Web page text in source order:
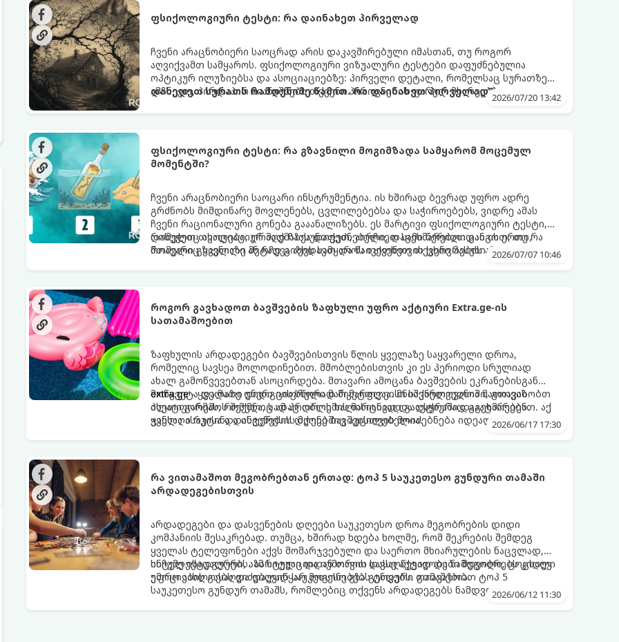
ფსიქოლოგიური ტესტი: რა დაინახეთ პირველად
ჩვენი არაცნობიერი საოცრად არის დაკავშირებული იმასთან, თუ როგორ
აღვიქვამთ სამყაროს. ფსიქოლოგიური ვიზუალური ტესტები დაფუძნებულია
ოპტიკურ ილუზიებსა და ასოციაციებზე: პირველი დეტალი, რომელსაც სურათზე
ამჩნევთ, პირდაპირ მიანიშნებს თქვენი პიროვნების ფარულ მხარეებზე,
დახედეთ სურათს რამდენიმე წამით. რა დაინახეთ პირველად?2026/07/20 13:42
ფსიქოლოგიური ტესტი: რა გზავნილი მოგიმზადა სამყარომ მოცემულ
მომენტში?
ჩვენი არაცნობიერი საოცარი ინსტრუმენტია. ის ხშირად ბევრად უფრო ადრე
გრძნობს მიმდინარე მოვლენებს, ცვლილებებსა და საჭიროებებს, ვიდრე ამას
ჩვენი რაციონალური გონება გააანალიზებს. ეს მარტივი ფსიქოლოგიური ტესტი,
რომელიც ასოციაციურ აღქმაზეა დაფუძნებული, დაგეხმარებათ გაიგოთ, თუ რა
მთავარი გზავნილი ან რჩევა აქვს სამყაროს თქვენთვის ცხოვრების ამ ეტაპზე.
დახუჭეთ თვალები, ღრმად ჩაისუნთქეთ, აირჩიეთ სამი წერილიდან ის ერთი,
რომელიც ყველაზე მეტად გიზიდავთ და წაიკითხეთ თქვენი პასუხი. 2026/07/07 10:46
როგორ გავხადოთ ბავშვების ზაფხული უფრო აქტიური Extra.ge-ის
სათამაშოებით
ზაფხულის არდადეგები ბავშვებისთვის წლის ყველაზე საყვარელი დროა,
რომელიც სავსეა მოლოდინებით. მშობლებისთვის კი ეს პერიოდი სრულიად
ახალ გამოწვევებთან ასოცირდება. მთავარი ამოცანა ბავშვების ეკრანებისგან
მოწყვეტა და მათი ენერგიის სწორად მიმართვაა. მნიშვნელოვანია მათთვის
ისეთი გარემოს შექმნა, სადაც დროს ხალისიანად და აქტიურად გაატარებენ.
ჯანსაღი რუტინა დასვენების დღეებშიც აუცილებელია.
extra.ge- ყველაზე დიდი ციფრული მარკეტფლეისი საქართველოში, გთავაზობთ
პლატფორმას, რომელიც ამ პრობლემის მარტივად გადაჭრაში დაგეხმარებათ. აქ
ყველა ასაკისა და ინტერესის მქონე ბავშვისთვის მოიძებნება იდეალური2026/06/17 17:30
რა ვითამაშოთ მეგობრებთან ერთად: ტოპ 5 საუკეთესო გუნდური თამაში
არდადეგებისთვის
არდადეგები და დასვენების დღეები საუკეთესო დროა მეგობრების დიდი
კომპანიის შესაკრებად. თუმცა, ხშირად ხდება ხოლმე, რომ შეკრების შემდეგ
ყველას ტელეფონები აქვს მომარჯვებული და საერთო მხიარულების ნაცვლად,
სიჩუმე ისადგურებს. ამ სიტუაციიდან თავის დასაღწევად და ნამდვილი, ცოცხალი
ემოციების გასაღვიძებლად საუკეთესო გზა გუნდური თამაშებია.
ინტელექტუალური, აზარტული და იუმორით სავსე აქტივობები მეგობრებს კიდევ
უფრო აახლოებს და დაუვიწყარ მოგონებებს ტოვებს. გთავაზობთ ტოპ 5
საუკეთესო გუნდურ თამაშს, რომლებიც თქვენს არდადეგებს ნამდვილ2026/06/12 11:30